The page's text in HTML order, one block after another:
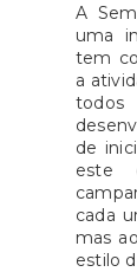
A
uma
tem
a
todos
de
este
cada
mas
estilo